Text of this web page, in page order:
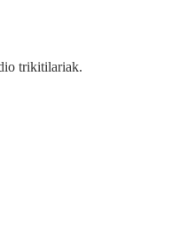
trikitilariak.